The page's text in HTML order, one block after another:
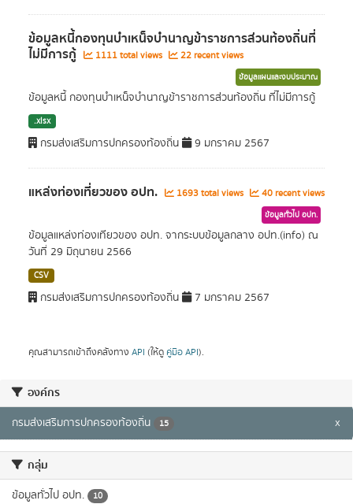
องค์กร
กรมส่งเสริมการปกครองท้องถิ่น 15 x
กลุ่ม
ข้อมูลทั่วไป อปท. 10
ข้อมูลหนี้กองทุนบำเหน็จบำนาญข้าราชการส่วนท้องถิ่นที่
ไม่มีการกู้ 1111 total views 22 recent views
ข้อมูลแผนและงบประมาณ
ข้อมูลหนี้ กองทุนบำเหน็จบำนาญข้าราชการส่วนท้องถิ่น ที่ไม่มีการกู้
.xlsx
กรมส่งเสริมการปกครองท้องถิ่น 9 มกราคม 2567
แหล่งท่องเที่ยวของ อปท. 1693 total views 40 recent views
ข้อมูลทั่วไป อปท.
ข้อมูลแหล่งท่องเทียวของ อปท. จากระบบข้อมูลกลาง อปท.(info) ณ
วันที่ 29 มิถุนายน 2566
CSV
กรมส่งเสริมการปกครองท้องถิ่น 7 มกราคม 2567
คุณสามารถเข้าถึงคลังทาง API (ให้ดู คู่มือ API).